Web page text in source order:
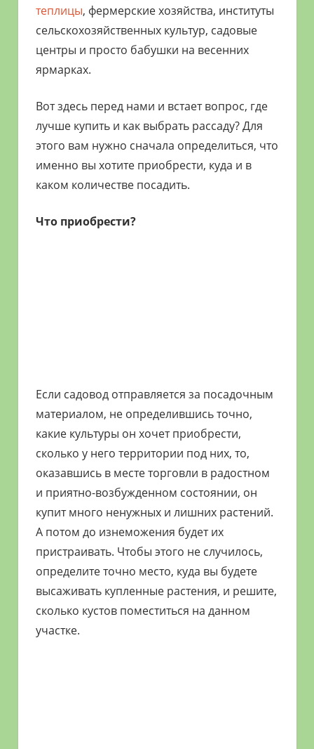
теплицы, фермерские хозяйства, институты
сельскохозяйственных культур, садовые
центры и просто бабушки на весенних
ярмарках.
Вот здесь перед нами и встает вопрос, где
лучше купить и как выбрать рассаду? Для
этого вам нужно сначала определиться, что
именно вы хотите приобрести, куда и в
каком количестве посадить.
Что приобрести?
Если садовод отправляется за посадочным
материалом, не определившись точно,
какие культуры он хочет приобрести,
сколько у него территории под них, то,
оказавшись в месте торговли в радостном
и приятно-возбужденном состоянии, он
купит много ненужных и лишних растений.
А потом до изнеможения будет их
пристраивать. Чтобы этого не случилось,
определите точно место, куда вы будете
высаживать купленные растения, и решите,
сколько кустов поместиться на данном
участке.